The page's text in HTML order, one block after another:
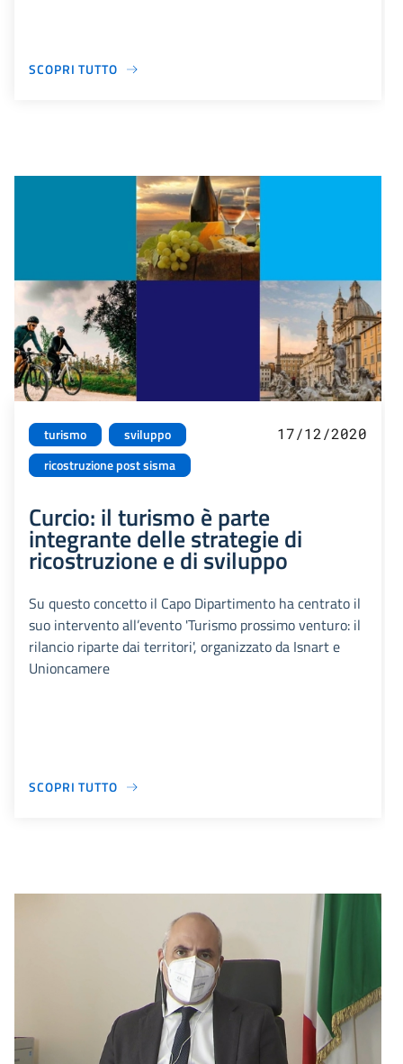
SCOPRI TUTTO
turismo
sviluppo
ricostruzione post sisma
17/12/2020
Curcio: il turismo è parte
integrante delle strategie di
ricostruzione e di sviluppo
Su questo concetto il Capo Dipartimento ha centrato il
suo intervento all’evento 'Turismo prossimo venturo: il
rilancio riparte dai territori', organizzato da Isnart e
Unioncamere
SCOPRI TUTTO